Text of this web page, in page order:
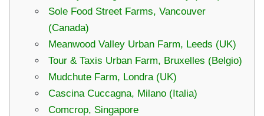
Sole Food Street Farms, Vancouver
(Canada)
Meanwood Valley Urban Farm, Leeds (UK)
Tour & Taxis Urban Farm, Bruxelles (Belgio)
Mudchute Farm, Londra (UK)
Cascina Cuccagna, Milano (Italia)
Comcrop, Singapore